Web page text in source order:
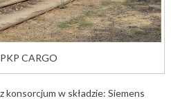
CARGO
konsorcjum w składzie: Siemens